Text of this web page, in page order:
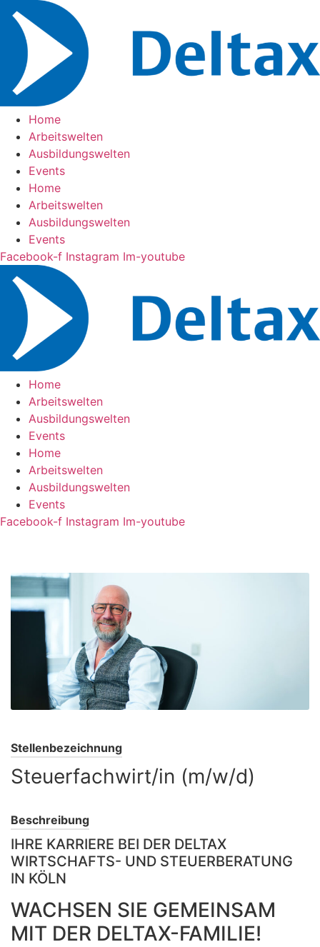
Zum
Inhalt
springen
Home
Arbeitswelten
Ausbildungswelten
Events
Home
Arbeitswelten
Ausbildungswelten
Events
Facebook-f Instagram Im-youtube
Home
Arbeitswelten
Ausbildungswelten
Events
Home
Arbeitswelten
Ausbildungswelten
Events
Facebook-f Instagram Im-youtube
Stellenbezeichnung
Steuerfachwirt/in (m/w/d)
Beschreibung
IHRE KARRIERE BEI DER DELTAX
WIRTSCHAFTS- UND STEUERBERATUNG
IN KÖLN
WACHSEN SIE GEMEINSAM
MIT DER DELTAX-FAMILIE!